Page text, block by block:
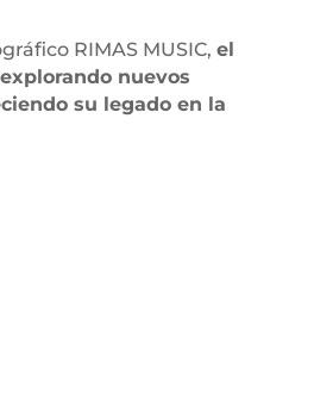
RIMAS MUSIC, el
nuevos
su legado en la